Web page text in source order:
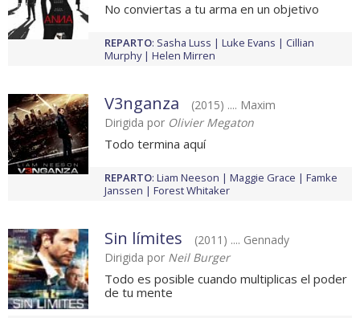
No conviertas a tu arma en un objetivo
REPARTO: Sasha Luss Luke Evans
Cillian
Murphy
Helen Mirren
V3nganza
(2015) .... Maxim
Dirigida por Olivier Megaton
Todo termina aquí
REPARTO: Liam Neeson Maggie Grace
Famke
Janssen
Forest Whitaker
Sin límites
(2011) .... Gennady
Dirigida por Neil Burger
Todo es posible cuando multiplicas el poder
de tu mente